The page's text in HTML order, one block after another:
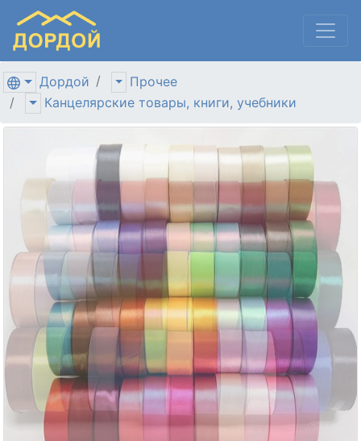
Дордой
Прочее
Канцелярские товары, книги, учебники